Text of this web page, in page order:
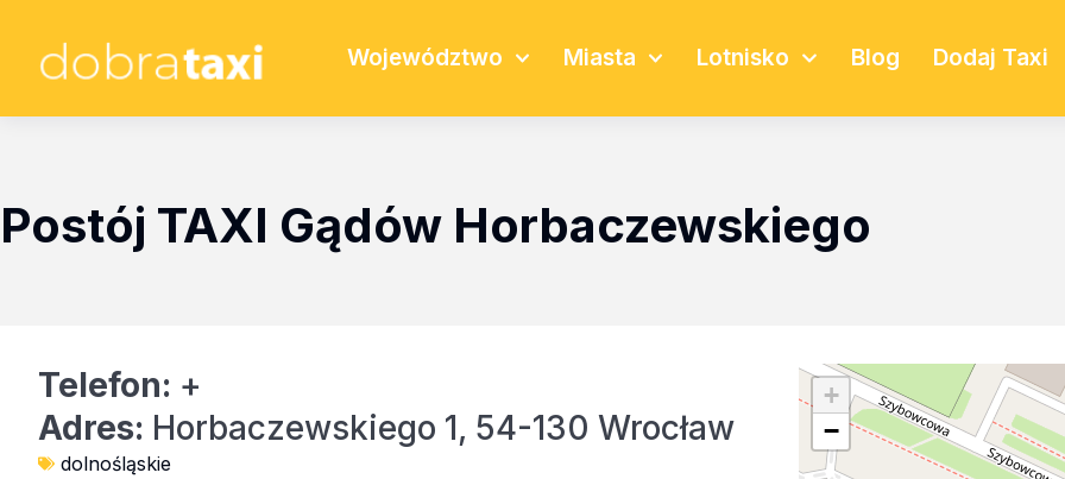
Województwo Miasta Lotnisko Blog Dodaj Taxi
Postój TAXI Gądów Horbaczewskiego
Telefon: +
Adres: Horbaczewskiego 1, 54-130 Wrocław
dolnośląskie
+
−